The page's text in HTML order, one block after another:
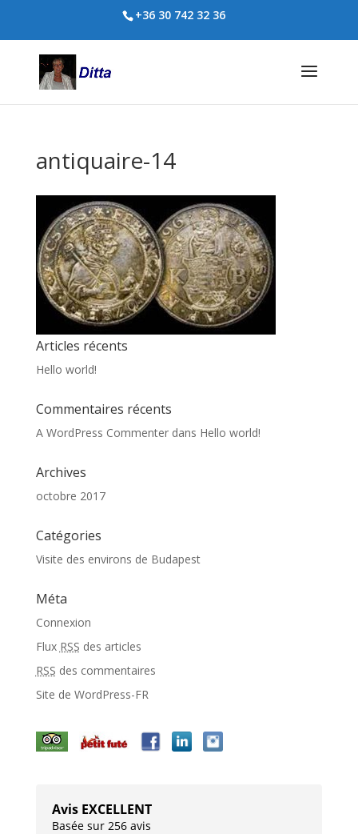
+36 30 742 32 36
antiquaire-14
Articles récents
Hello world!
Commentaires récents
A WordPress Commenterdans Hello world!
Archives
octobre 2017
Catégories
Visite des environs de Budapest
Méta
Connexion
Flux RSS des articles
RSS des commentaires
Site de WordPress-FR
Avis EXCELLENT
Basée sur 256 avis